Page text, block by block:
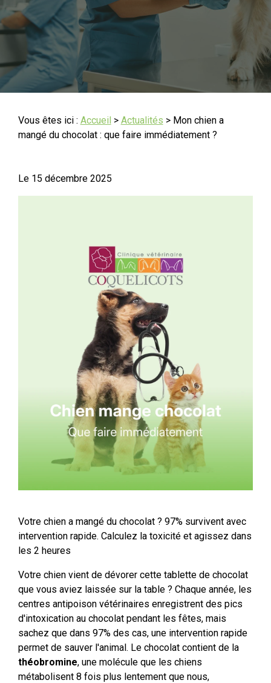
Vous êtes ici : Accueil > Actualités > Mon chien a
mangé du chocolat : que faire immédiatement ?
Le 15 décembre 2025
Votre chien a mangé du chocolat ? 97% survivent avec
intervention rapide. Calculez la toxicité et agissez dans
les 2 heures
Votre chien vient de dévorer cette tablette de chocolat
que vous aviez laissée sur la table ? Chaque année, les
centres antipoison vétérinaires enregistrent des pics
d'intoxication au chocolat pendant les fêtes, mais
sachez que dans 97% des cas, une intervention rapide
permet de sauver l'animal. Le chocolat contient de la
théobromine, une molécule que les chiens
métabolisent 8 fois plus lentement que nous,